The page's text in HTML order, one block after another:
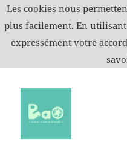
Les cookies nous
plus facilement. En
expressément votre